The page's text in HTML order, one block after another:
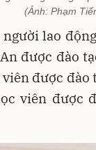
(Ảnh: Phạm
lao
được đào
được đào
viên được